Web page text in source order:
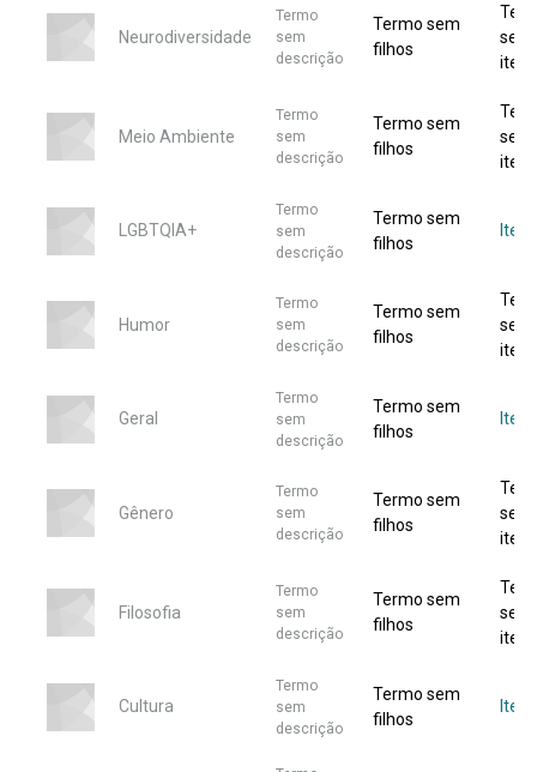
Neurodiversidade
Termo
sem
descrição
Termo sem
filhos
sem
itens
Meio Ambiente
Termo
sem
descrição
Termo sem
filhos
sem
itens
LGBTQIA+
Termo
sem
descrição
Termo sem
filhos
Itens
Humor
Termo
sem
descrição
Termo sem
filhos
sem
itens
Geral
Termo
sem
descrição
Termo sem
filhos
Itens
Gênero
Termo
sem
descrição
Termo sem
filhos
sem
itens
Filosofia
Termo
sem
descrição
Termo sem
filhos
sem
itens
Cultura
Termo
sem
descrição
Termo sem
filhos
Itens